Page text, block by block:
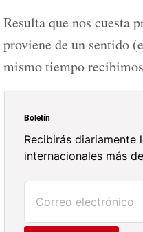
Resulta que nos cuesta
proviene de un sentido
mismo tiempo
Boletín
Recibirás diariamente
internacionales más